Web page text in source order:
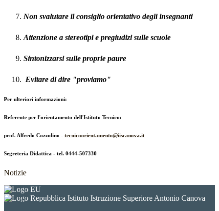
Non svalutare il consiglio orientativo degli insegnanti
Attenzione a stereotipi e pregiudizi sulle scuole
Sintonizzarsi sulle proprie paure
Evitare di dire "proviamo"
Per ulteriori informazioni:
Referente per l'orientamento dell'Istituto Tecnico:
prof. Alfredo Cozzolino - tecnicoorientamento@iiscanova.it
Segreteria Didattica - tel. 0444-507330
Notizie
Istituto Istruzione Superiore Antonio Canova